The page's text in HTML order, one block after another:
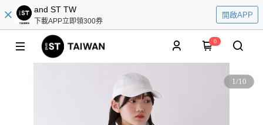
and ST TW
下載APP立即領300券
開啟APP
0
1/10